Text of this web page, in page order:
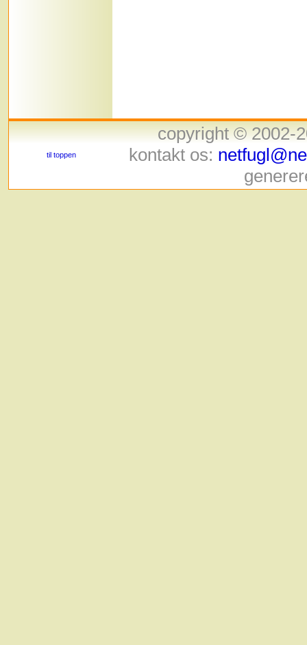
til toppen
copyright © 2002-
kontakt os: